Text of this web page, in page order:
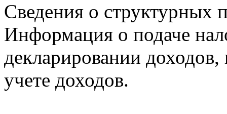
Сведения о структурных
Информация о подаче
декларировании доходов,
учете доходов.